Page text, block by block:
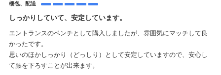
梱包、配送
しっかりしていて、安定しています。
エントランスのベンチとして購入しましたが、雰囲気にマッチして良
かったです。
思いのほかしっかり（どっしり）として安定していますので、安心し
て腰を下ろすことが出来ます。